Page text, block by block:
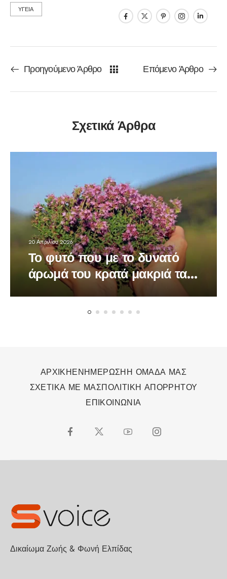
ΥΓΕΙΑ
Προηγούμενο Άρθρο Επόμενο Άρθρο
Σχετικά Άρθρα
20 Απριλίου 2026
Το φυτό που με το δυνατό
άρωμά του κρατά μακριά τα
κουνούπια
ΑΡΧΙΚΗΕΝΗΜΕΡΩΣΗΗ ΟΜΑΔΑ ΜΑΣ
ΣΧΕΤΙΚΑ ΜΕ ΜΑΣΠΟΛΙΤΙΚΗ ΑΠΟΡΡΗΤΟΥ
ΕΠΙΚΟΙΝΩΝΙΑ
Δικαίωμα Ζωής & Φωνή Ελπίδας